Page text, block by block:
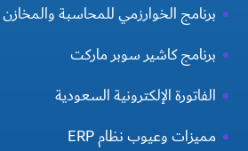
برنامج الخوارزمي للمحاسبة والمخازن
برنامج كاشير سوبر ماركت
الفاتورة الإلكترونية السعودية
مميزات وعيوب نظام ERP